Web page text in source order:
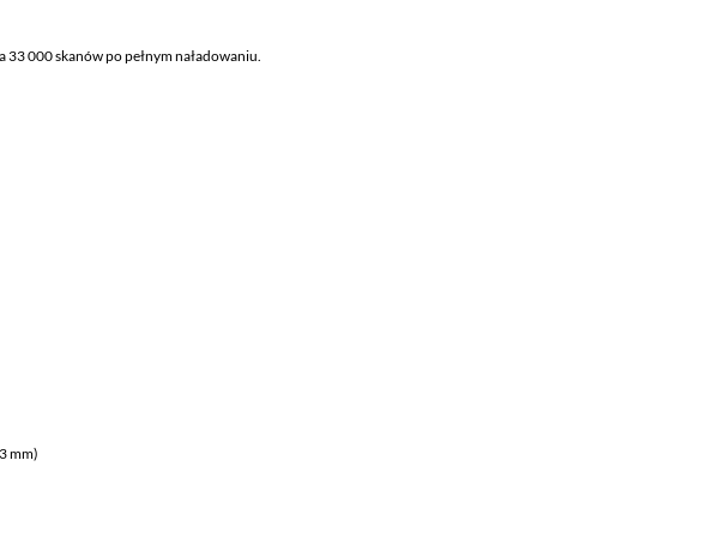
000 skanów po pełnym naładowaniu.
mm)